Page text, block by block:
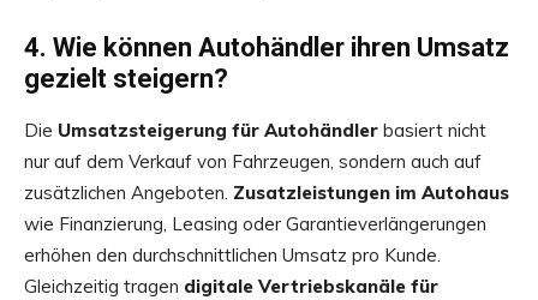
4. Wie können Autohändler ihren Umsatz
gezielt steigern?
Die Umsatzsteigerung für Autohändler basiert nicht
nur auf dem Verkauf von Fahrzeugen, sondern auch auf
zusätzlichen Angeboten. Zusatzleistungen im Autohaus
wie Finanzierung, Leasing oder Garantieverlängerungen
erhöhen den durchschnittlichen Umsatz pro Kunde.
Gleichzeitig tragen digitale Vertriebskanäle für